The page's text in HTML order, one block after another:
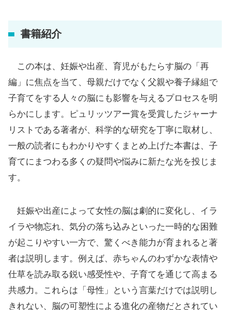
書籍紹介
この本は、妊娠や出産、育児がもたらす脳の「再
編」に焦点を当て、母親だけでなく父親や養子縁組で
子育てをする人々の脳にも影響を与えるプロセスを明
らかにします。ピュリッツアー賞を受賞したジャーナ
リストである著者が、科学的な研究を丁寧に取材し、
一般の読者にもわかりやすくまとめ上げた本書は、子
育てにまつわる多くの疑問や悩みに新たな光を投じま
す。
妊娠や出産によって女性の脳は劇的に変化し、イラ
イラや物忘れ、気分の落ち込みといった一時的な困難
が起こりやすい一方で、驚くべき能力が育まれると著
者は説明します。例えば、赤ちゃんのわずかな表情や
仕草を読み取る鋭い感受性や、子育てを通じて高まる
共感力。これらは「母性」という言葉だけでは説明し
きれない、脳の可塑性による進化の産物だとされてい